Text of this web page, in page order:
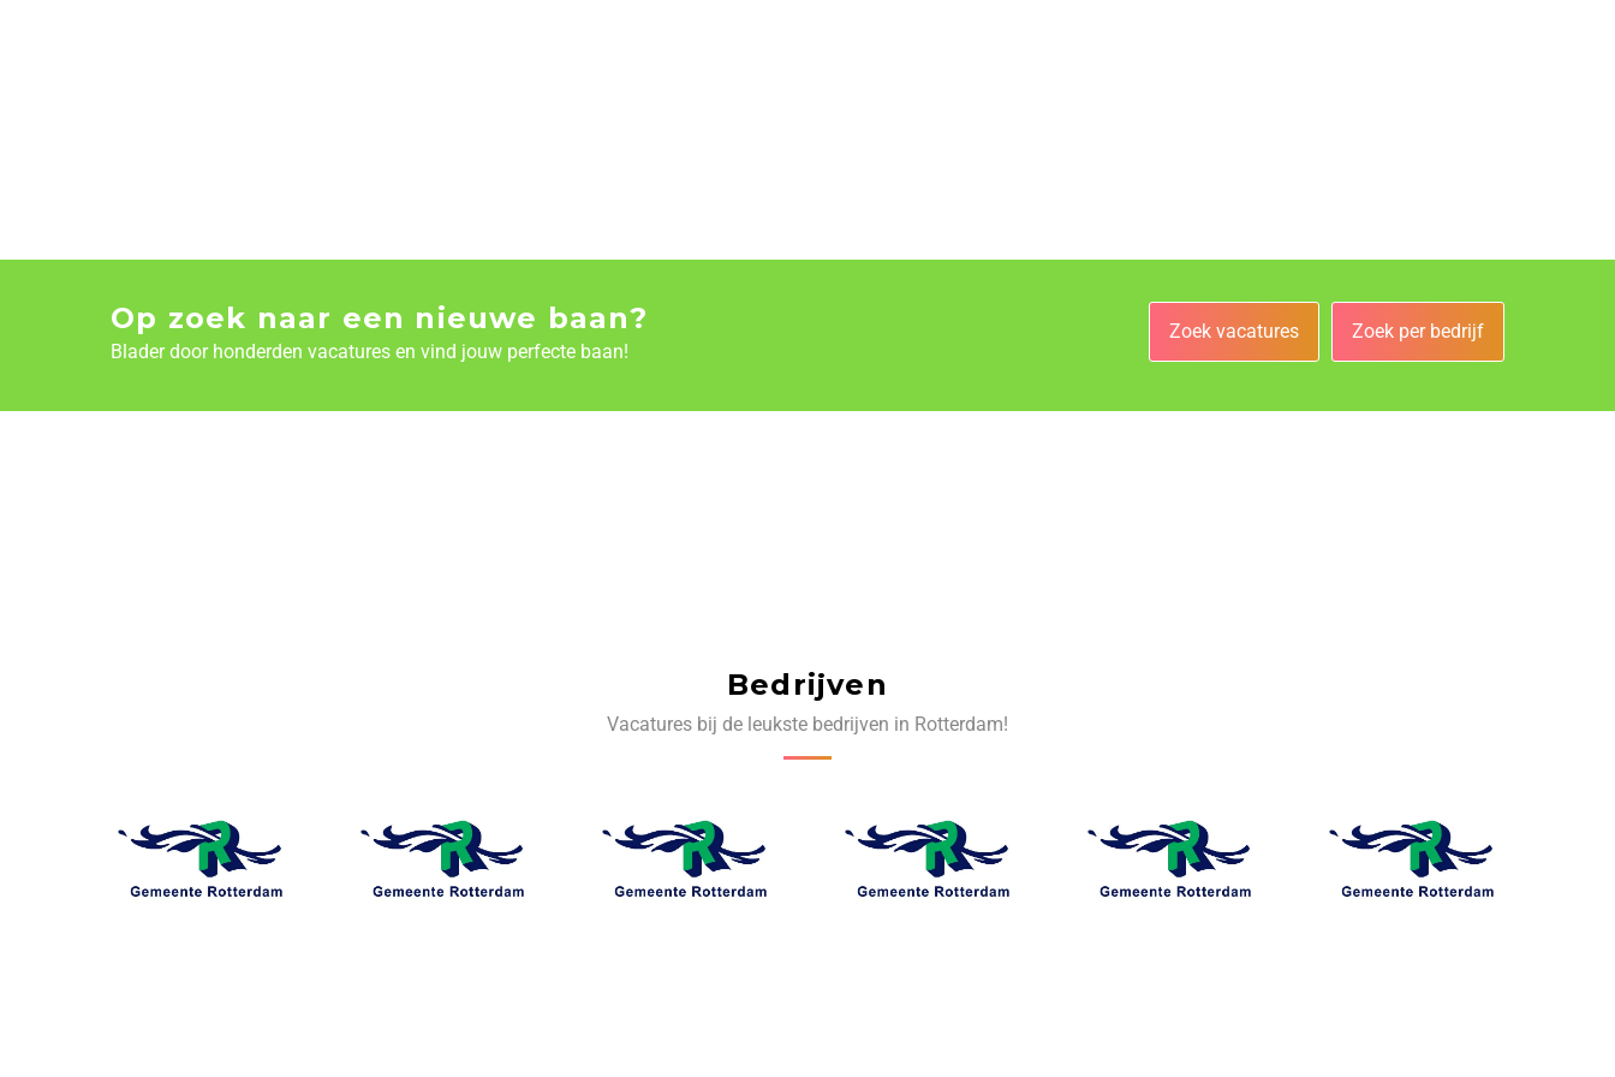
Op zoek naar een nieuwe baan?
Blader door honderden vacatures en vind jouw perfecte baan!
Zoek vacatures Zoek per bedrijf
Bedrijven
Vacatures bij de leukste bedrijven in Rotterdam!